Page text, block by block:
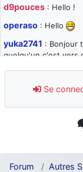
d9pouces : Hello !
operaso : Hello
yuka2741 : Bonjour
quelqu'un c'est vers
d9pouces: désolé
jours : je teste des
: Super, la
comprendre
Se
Forum Autres